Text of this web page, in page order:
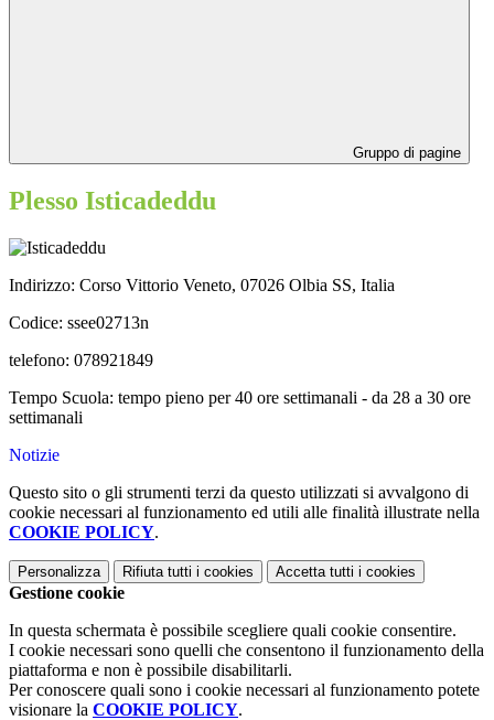
Gruppo di pagine
Plesso Isticadeddu
Indirizzo: Corso Vittorio Veneto, 07026 Olbia SS, Italia
Codice: ssee02713n
telefono: 078921849
Tempo Scuola: tempo pieno per 40 ore settimanali - da 28 a 30 ore
settimanali
Notizie
Questo sito o gli strumenti terzi da questo utilizzati si avvalgono di
cookie necessari al funzionamento ed utili alle finalità illustrate nella
COOKIE POLICY.
Personalizza Rifiuta tutti i cookies Accetta tutti i cookies
Gestione cookie
In questa schermata è possibile scegliere quali cookie consentire.
I cookie necessari sono quelli che consentono il funzionamento della
piattaforma e non è possibile disabilitarli.
Per conoscere quali sono i cookie necessari al funzionamento potete
visionare la COOKIE POLICY.